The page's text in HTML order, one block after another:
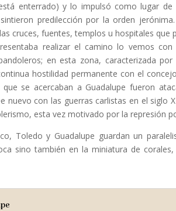
enterrado) y lo impulsó como lugar de
predilección por la orden
cruces, fuentes, templos u hospitales que
realizar el camino lo vemos
en esta zona, caracterizada
hostilidad permanente con el
se acercaban a Guadalupe fueron
nuevo con las guerras carlistas en el siglo
esta vez motivado por la represión
Toledo y Guadalupe guardan un
sino también en la miniatura de